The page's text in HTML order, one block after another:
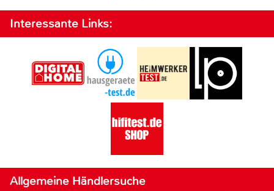
Interessante Links:
Allgemeine Händlersuche